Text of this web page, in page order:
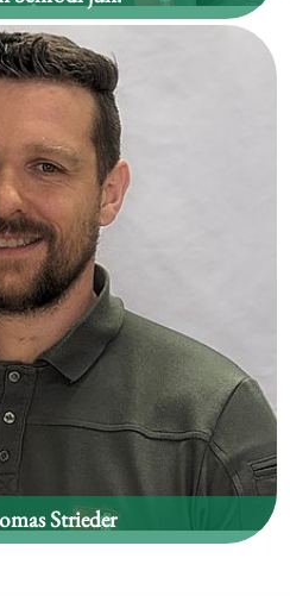
Walchsee
Strieder